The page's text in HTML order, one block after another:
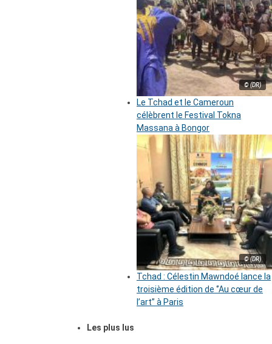
© (DR)
Le Tchad et le Cameroun
célèbrent le Festival Tokna
Massana à Bongor
© (DR)
Tchad : Célestin Mawndoé lance la
troisième édition de ‘’Au cœur de
l’art’’ à Paris
Les plus lus